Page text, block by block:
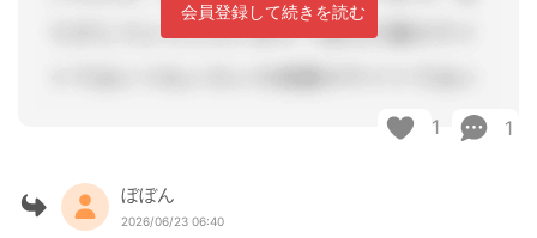
会員登録して続きを読む
1 1
ぼぼん
2026/06/23 06:40